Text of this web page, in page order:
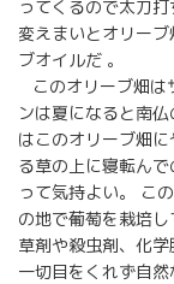
ってくるので太刀
変えまいとオリー
ブオイルだ 。
このオリーブ畑は
ンは夏になると南
はこのオリーブ畑
る草の上に寝転ん
って気持よい。 こ
の地で葡萄を栽培
草剤や殺虫剤、化
一切目をくれず自